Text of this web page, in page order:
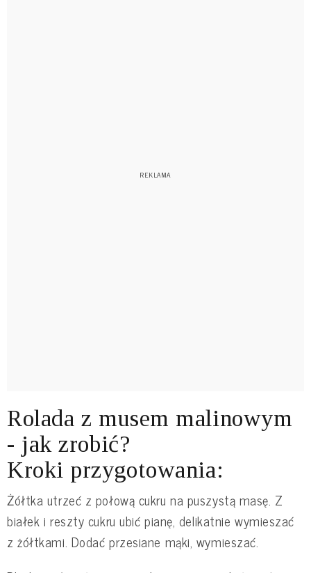
Rolada z musem malinowym
- jak zrobić?
Kroki przygotowania:
Żółtka utrzeć z połową cukru na puszystą masę. Z
białek i reszty cukru ubić pianę, delikatnie wymieszać
z żółtkami. Dodać przesiane mąki, wymieszać.